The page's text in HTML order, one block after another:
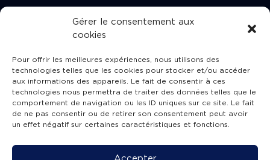
Gérer le consentement aux
cookies
Pour offrir les meilleures expériences, nous utilisons des
technologies telles que les cookies pour stocker et/ou accéder
aux informations des appareils. Le fait de consentir à ces
technologies nous permettra de traiter des données telles que le
comportement de navigation ou les ID uniques sur ce site. Le fait
de ne pas consentir ou de retirer son consentement peut avoir
un effet négatif sur certaines caractéristiques et fonctions.
Accepter
TÉLÉCHARGEZ GRATUITEMENT
L’APPLICATION TVBA !
SUIVEZ-NOUS !
Mentions légales -Accessibilité